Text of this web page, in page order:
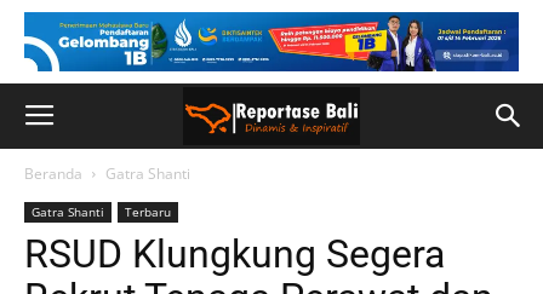
Beranda Gatra Shanti
Gatra Shanti Terbaru
RSUD Klungkung Segera